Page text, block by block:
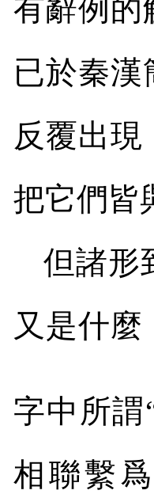
有辭例的
已於秦漢
反覆出
把它們皆
但諸形
又是什
字中所謂
相聯繫